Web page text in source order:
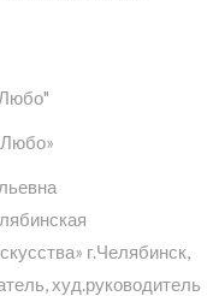
г.Челябинск,
худ.руководитель